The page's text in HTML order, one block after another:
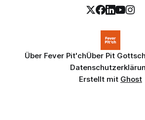
Über Fever Pit'chÜber Pit
Erstellt mit Ghost